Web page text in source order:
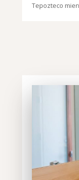
Tepozteco